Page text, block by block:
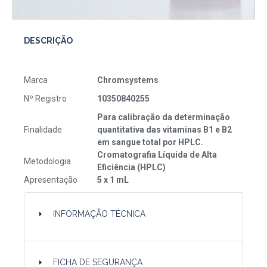
DESCRIÇÃO
Marca
Chromsystems
Nº Registro
10350840255
Finalidade
Para calibração da determinação
quantitativa das vitaminas B1 e B2
em sangue total por HPLC.
Metodologia
Cromatografia Líquida de Alta
Eficiência (HPLC)
Apresentação
5 x 1 mL
INFORMAÇÃO TÉCNICA
FICHA DE SEGURANÇA